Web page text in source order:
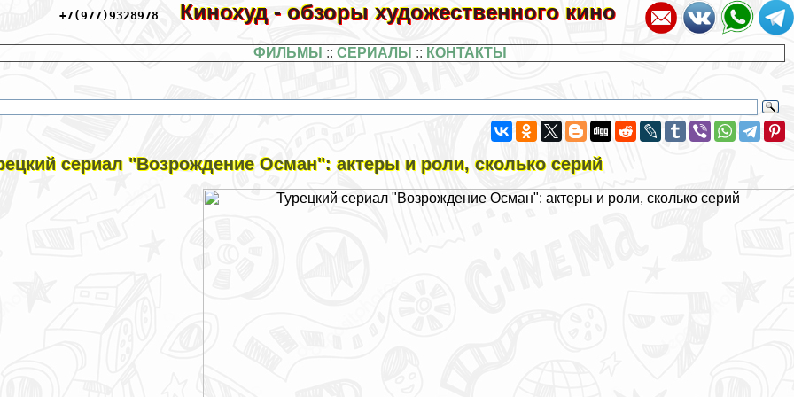
+7(977)9328978 Кинохуд - обзоры художественного кино
ФИЛЬМЫ ::СЕРИАЛЫ :: КОНТАКТЫ
сериал "Возрождение Осман": актеры и роли, сколько серий